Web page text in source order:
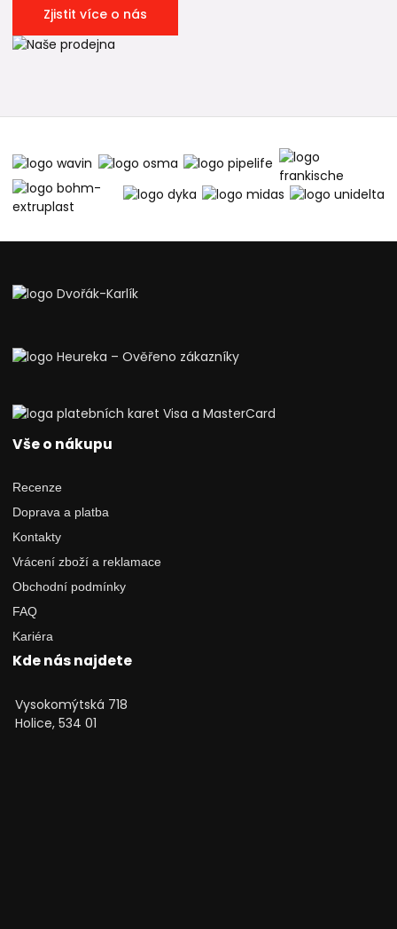
Zjistit více o nás
Vše o nákupu
Recenze
Doprava a platba
Kontakty
Vrácení zboží a reklamace
Obchodní podmínky
FAQ
Kariéra
Kde nás najdete
Vysokomýtská 718
Holice, 534 01